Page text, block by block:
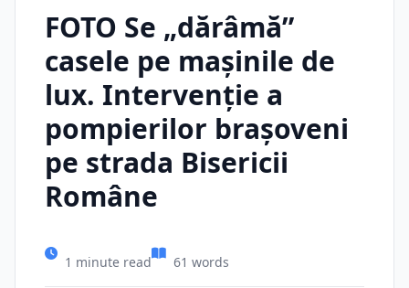
FOTO Se „dărâmă”
casele pe mașinile de
lux. Intervenție a
pompierilor brașoveni
pe strada Bisericii
Române
1 minute read 61 words